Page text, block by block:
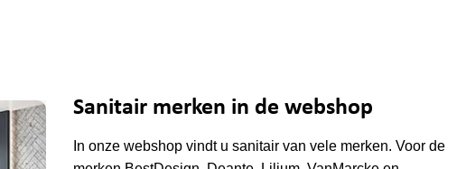
Sanitair merken in de webshop
In onze webshop vindt u sanitair van vele merken. Voor de